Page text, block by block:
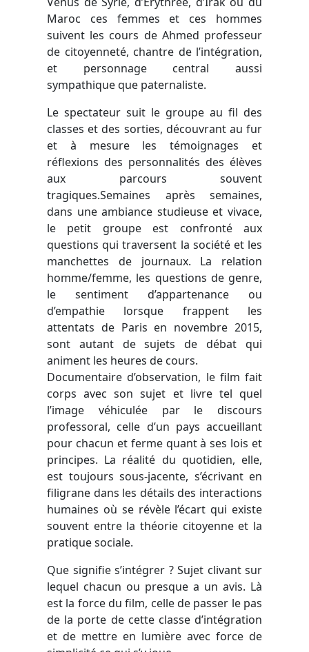
Maroc ces femmes et ces hommes
suivent les cours de Ahmed professeur
de citoyenneté, chantre de l’intégration,
et personnage central aussi
sympathique que paternaliste.
Le spectateur suit le groupe au fil des
classes et des sorties, découvrant au fur
et à mesure les témoignages et
réflexions des personnalités des élèves
aux parcours souvent
tragiques.Semaines après semaines,
dans une ambiance studieuse et vivace,
le petit groupe est confronté aux
questions qui traversent la société et les
manchettes de journaux. La relation
homme/femme, les questions de genre,
le sentiment d’appartenance ou
d’empathie lorsque frappent les
attentats de Paris en novembre 2015,
sont autant de sujets de débat qui
animent les heures de cours.
Documentaire d’observation, le film fait
corps avec son sujet et livre tel quel
l’image véhiculée par le discours
professoral, celle d’un pays accueillant
pour chacun et ferme quant à ses lois et
principes. La réalité du quotidien, elle,
est toujours sous-jacente, s’écrivant en
filigrane dans les détails des interactions
humaines où se révèle l’écart qui existe
souvent entre la théorie citoyenne et la
pratique sociale.
Que signifie s’intégrer ? Sujet clivant sur
lequel chacun ou presque a un avis. Là
est la force du film, celle de passer le pas
de la porte de cette classe d’intégration
et de mettre en lumière avec force de